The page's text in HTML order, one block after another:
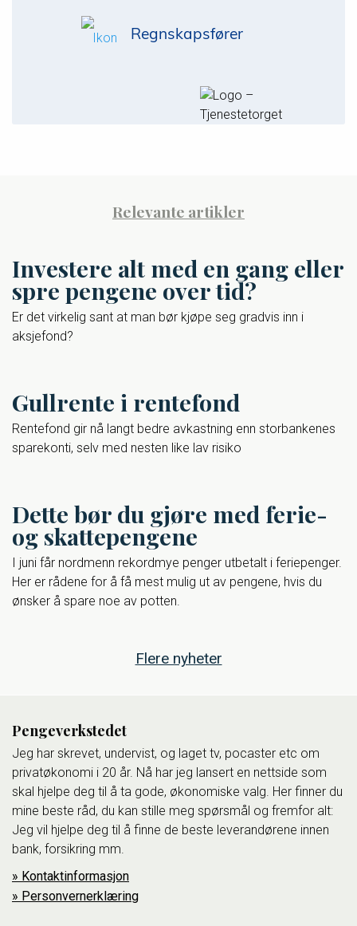
Regnskapsfører
Relevante artikler
Investere alt med en gang eller
spre pengene over tid?
Er det virkelig sant at man bør kjøpe seg gradvis inn i
aksjefond?
Gullrente i rentefond
Rentefond gir nå langt bedre avkastning enn storbankenes
sparekonti, selv med nesten like lav risiko
Dette bør du gjøre med ferie-
og skattepengene
I juni får nordmenn rekordmye penger utbetalt i feriepenger.
Her er rådene for å få mest mulig ut av pengene, hvis du
ønsker å spare noe av potten.
Flere nyheter
Pengeverkstedet
Jeg har skrevet, undervist, og laget tv, pocaster etc om
privatøkonomi i 20 år. Nå har jeg lansert en nettside som
skal hjelpe deg til å ta gode, økonomiske valg. Her finner du
mine beste råd, du kan stille meg spørsmål og fremfor alt:
Jeg vil hjelpe deg til å finne de beste leverandørene innen
bank, forsikring mm.
Kontaktinformasjon
Personvernerklæring